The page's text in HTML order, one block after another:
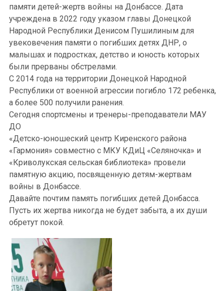
памяти детей-жертв войны на Донбассе. Дата
учреждена в 2022 году указом главы Донецкой
Народной Республики Денисом Пушилиным для
увековечения памяти о погибших детях ДНР, о
малышах и подростках, детство и юность которых
были прерваны обстрелами.
С 2014 года на территории Донецкой Народной
Республики от военной агрессии погибло 172 ребенка,
а более 500 получили ранения.
Сегодня спортсмены и тренеры-преподаватели МАУ
ДО
«Детско-юношеский центр Киренского района
«Гармония» совместно с МКУ КДиЦ «Селяночка» и
«Криволукская сельская библиотека» провели
памятную акцию, посвященную детям-жертвам
войны в Донбассе.
Давайте почтим память погибших детей Донбасса.
Пусть их жертва никогда не будет забыта, а их души
обретут покой.